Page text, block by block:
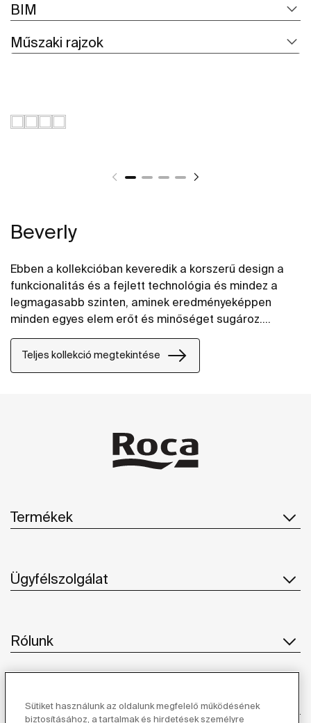
BIM
Műszaki rajzok
Beverly
Ebben a kollekcióban keveredik a korszerű design a
funkcionalitás és a fejlett technológia és mindez a
legmagasabb szinten, aminek eredményeképpen
minden egyes elem erőt és minőséget sugároz.
Teljes kollekció megtekintése
Termékek
Ügyfélszolgálat
Rólunk
Ihlet
Sütiket használunk az oldalunk megfelelő működésének
biztosításához, a tartalmak és hirdetések személyre